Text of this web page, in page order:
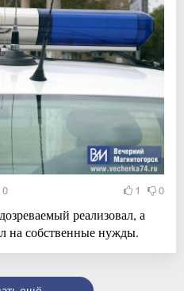
0 1 0
реализовал, а
на собственные нужды.